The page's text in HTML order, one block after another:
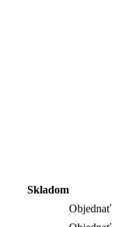
Skladom
Objednať